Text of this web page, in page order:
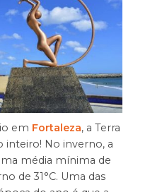
em Fortaleza, a Terra
inteiro! No inverno, a
média mínima de
de 31°C. Uma das